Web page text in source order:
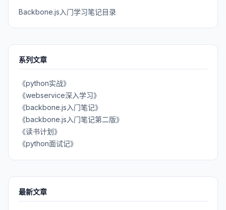
Backbone.js入门学习笔记目录
系列文章
《python实战》
《webservice深入学习》
《backbone.js入门笔记》
《backbone.js入门笔记第二版》
《读书计划》
《python面试记》
最新文章